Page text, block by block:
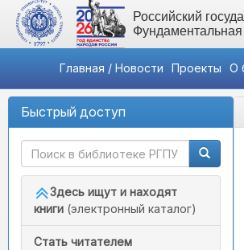
Российский
Главная / Новости Проекты О
Быстрый доступ
Здесь ищут и находят
книги (электронный каталог)
Стать читателем